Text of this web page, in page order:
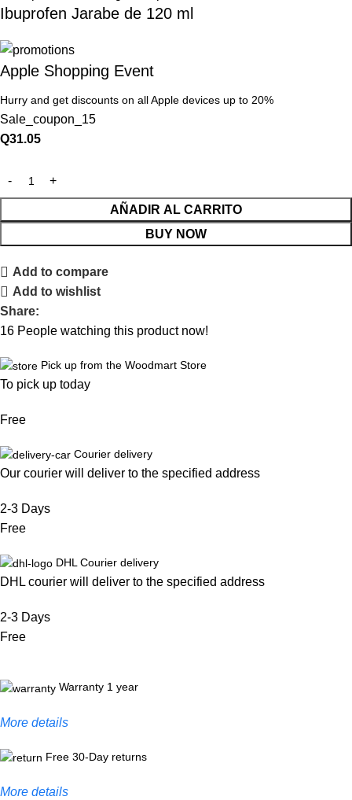
Ibuprofen Jarabe de 120 ml
Apple Shopping Event
Hurry and get discounts on all Apple devices up to 20%
Sale_coupon_15
Q31.05
AÑADIR AL CARRITO
BUY NOW
Add to compare
Add to wishlist
Share:
16 People watching this product now!
Pick up from the Woodmart Store
To pick up today
Free
Courier delivery
Our courier will deliver to the specified address
2-3 Days
Free
DHL Courier delivery
DHL courier will deliver to the specified address
2-3 Days
Free
Warranty 1 year
More details
Free 30-Day returns
More details